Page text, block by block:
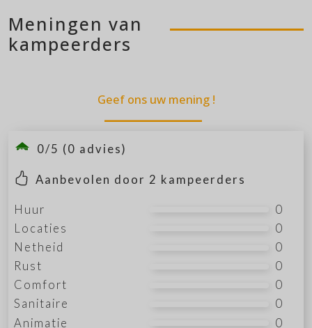
Meningen van
kampeerders
Geef ons uw mening !
0/5 (0 advies)
Aanbevolen door 2 kampeerders
Huur
0
Locaties
0
Netheid
0
Rust
0
Comfort
0
Sanitaire
0
Animatie
0